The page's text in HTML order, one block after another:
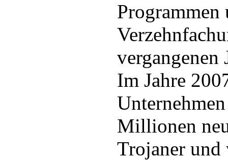
Programmen
vergangenen
Im Jahre
Millionen
Trojaner und